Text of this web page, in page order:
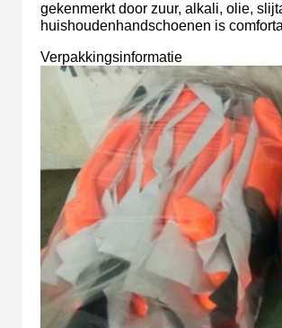
gekenmerkt door zuur, alkali, olie,
huishoudenhandschoenen is
Verpakkingsinformatie